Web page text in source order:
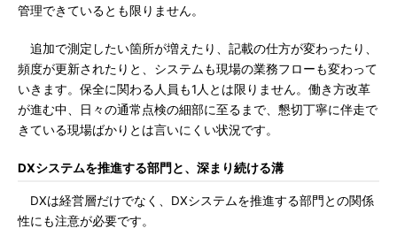
管理できているとも限りません。
追加で測定したい箇所が増えたり、記載の仕方が変わったり、
頻度が更新されたりと、システムも現場の業務フローも変わって
いきます。保全に関わる人員も1人とは限りません。働き方改革
が進む中、日々の通常点検の細部に至るまで、懇切丁寧に伴走で
きている現場ばかりとは言いにくい状況です。
DXシステムを推進する部門と、深まり続ける溝
DXは経営層だけでなく、DXシステムを推進する部門との関係
性にも注意が必要です。